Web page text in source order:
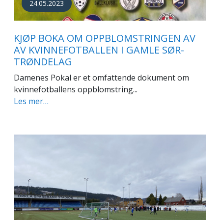
24.05.2023
KJØP BOKA OM OPPBLOMSTRINGEN AV
AV KVINNEFOTBALLEN I GAMLE SØR-
TRØNDELAG
Damenes Pokal er et omfattende dokument om
kvinnefotballens oppblomstring...
Les mer…